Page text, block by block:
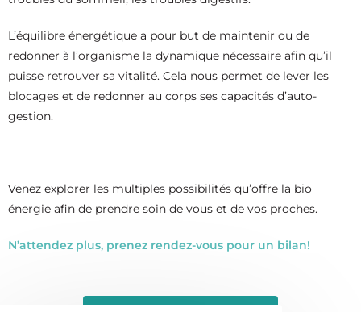
L’équilibre énergétique a pour but de maintenir ou de
redonner à l’organisme la dynamique nécessaire afin qu’il
puisse retrouver sa vitalité. Cela nous permet de lever les
blocages et de redonner au corps ses capacités d’auto-
gestion.
Venez explorer les multiples possibilités qu’offre la bio
énergie afin de prendre soin de vous et de vos proches.
N’attendez plus, prenez rendez-vous pour un bilan!